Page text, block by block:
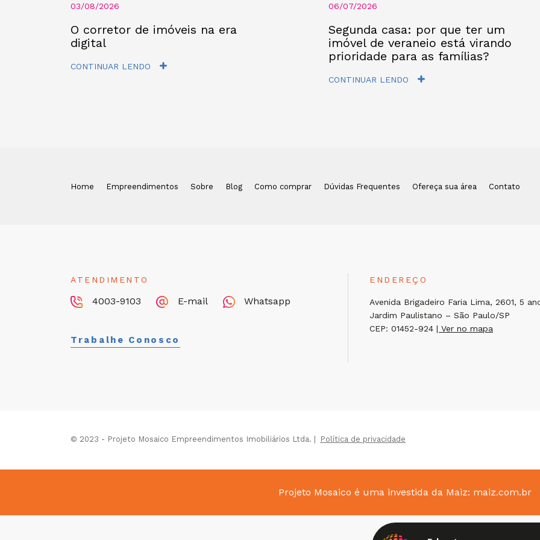
03/08/2026
O corretor de imóveis na era
digital
CONTINUAR LENDO
06/07/2026
Segunda casa: por que ter um
imóvel de veraneio está virando
prioridade para as famílias?
CONTINUAR LENDO
Home Empreendimentos Sobre Blog Como comprar Dúvidas Frequentes Ofereça sua área Contato
ATENDIMENTO
4003-9103 E-mail Whatsapp
Trabalhe Conosco
ENDEREÇO
Avenida Brigadeiro Faria Lima, 2601, 5
Jardim Paulistano – São Paulo/SP
CEP: 01452-924 | Ver no mapa
© 2023 - Projeto Mosaico Empreendimentos Imobiliários Ltda. | Política de privacidade
Projeto Mosaico é uma investida da Maiz: maiz.com.br